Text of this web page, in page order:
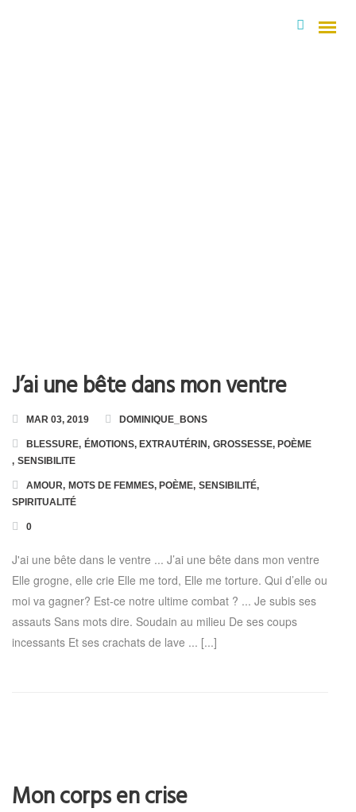
Toutes les Formations
J’ai une bête dans mon ventre
MAR 03, 2019 DOMINIQUE_BONS
BLESSURE, ÉMOTIONS, EXTRAUTÉRIN, GROSSESSE, POÈME
, SENSIBILITE
AMOUR, MOTS DE FEMMES, POÈME, SENSIBILITÉ,
SPIRITUALITÉ
0
J'ai une bête dans le ventre ... J’ai une bête dans mon ventre
Elle grogne, elle crie Elle me tord, Elle me torture. Qui d’elle ou
moi va gagner? Est-ce notre ultime combat ? ... Je subis ses
assauts Sans mots dire. Soudain au milieu De ses coups
incessants Et ses crachats de lave ... [...]
Mon corps en crise